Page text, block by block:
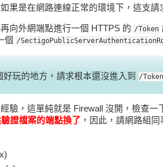
果是在網路連線正常的環境下，這支
向外網端點進行一個 HTTPS 的 /Token
個 /
好玩的地方，請求根本還沒進入到 /Token
驗，這單純就是 Firewall 沒開，檢查
證檔案的端點換了 ，因此，請網路組